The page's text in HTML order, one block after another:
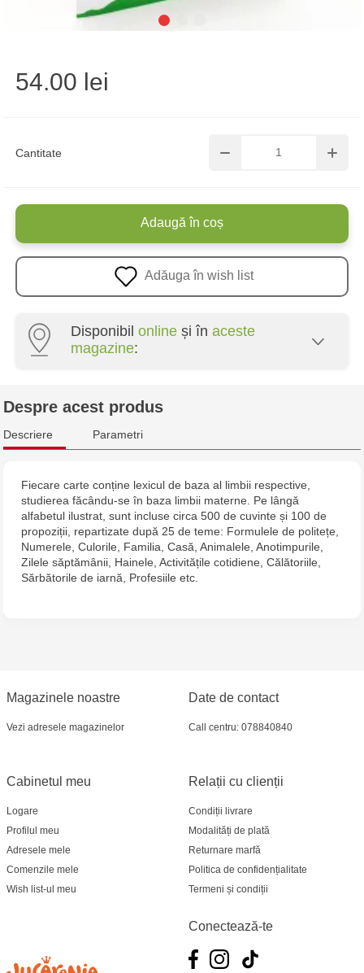
Cantitate
54.00 lei
Adaugă în coș
Adăuga în wish list
Disponibil online și în aceste
magazine:
Multistore Centru - bd. Cantemir, 6
Jucărenia Cahul - str. Ștefan cel Mare, 29А
Multistore Telecentru - str. N. Testemițanu
Multistore Soroca - bd. Ștefan cel Mare, 110
Despre acest produs
Descriere Parametri
Fiecare carte conține lexicul de baza al limbii respective,
studierea făcându-se în baza limbii materne. Pe lângă
alfabetul ilustrat, sunt incluse circa 500 de cuvinte și 100 de
propoziții, repartizate după 25 de teme: Formulele de politețe,
Numerele, Culorile, Familia, Casă, Animalele, Anotimpurile,
Zilele săptămânii, Hainele, Activitățile cotidiene, Călătoriile,
Sărbătorile de iarnă, Profesiile etc.
Magazinele noastre
Vezi adresele magazinelor
Relații cu clienții
Condiții livrare
Modalități de plată
Returnare marfă
Politica de confidențialitate
Termeni și condiții
Cabinetul meu
Logare
Profilul meu
Adresele mele
Comenzile mele
Wish list-ul meu
Date de contact
Call centru: 078840840
Conectează-te